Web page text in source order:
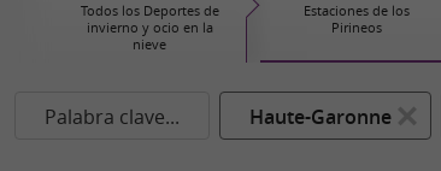
Todos los Deportes de
invierno y ocio en la
nieve
Estaciones de los
Pirineos
Palabra clave... Haute-Garonne